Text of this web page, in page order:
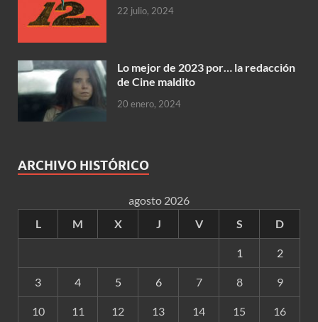
22 julio, 2024
Lo mejor de 2023 por… la redacción
de Cine maldito
20 enero, 2024
ARCHIVO HISTÓRICO
agosto 2026
L
M X J V S D
1 2
3 4 5 6 7 8 9
10 11 12 13 14 15 16